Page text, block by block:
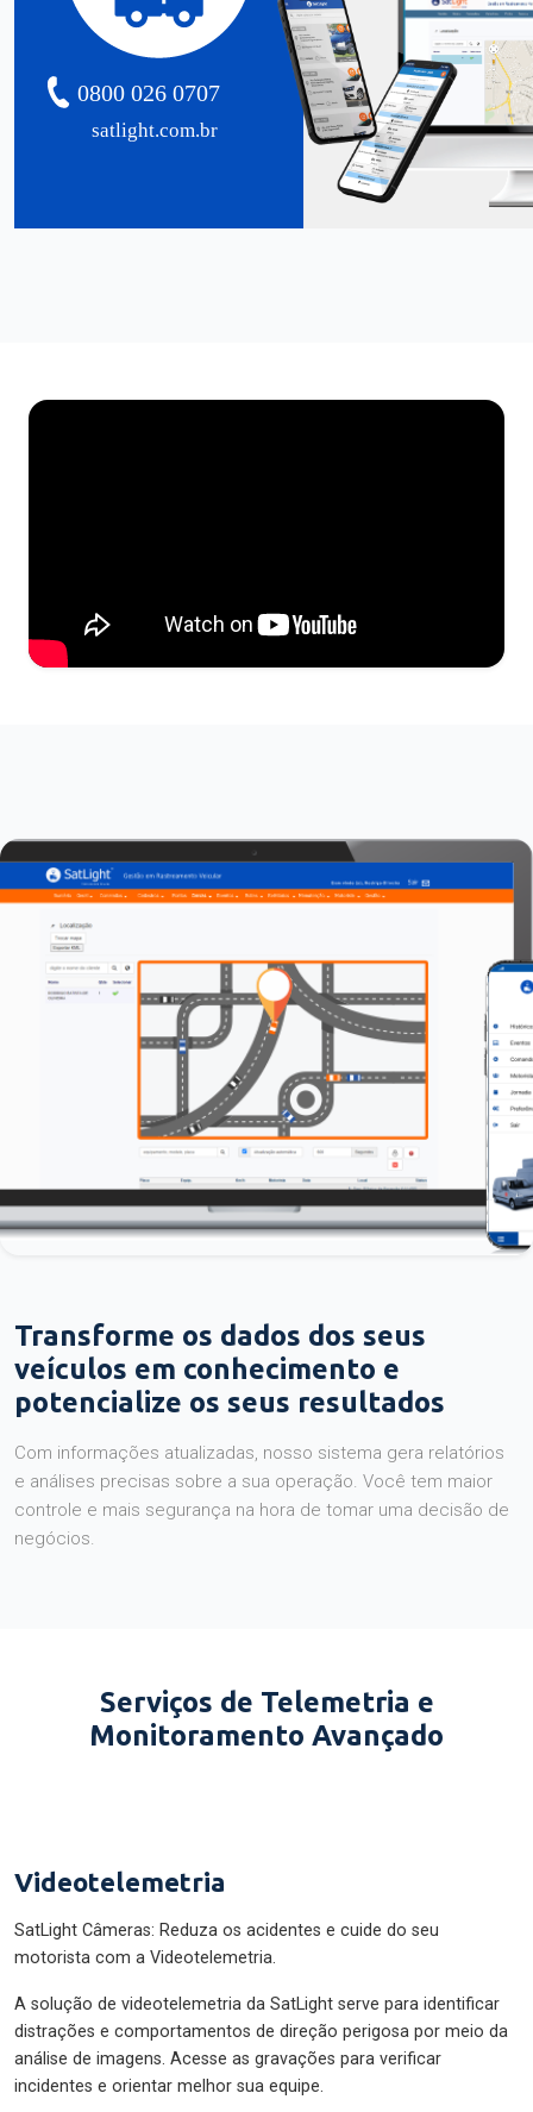
satlight.com.br
0800 026 0707
Transforme os dados dos seus
veículos em conhecimento e
potencialize os seus resultados
Com informações atualizadas, nosso sistema gera relatórios
e análises precisas sobre a sua operação. Você tem maior
controle e mais segurança na hora de tomar uma decisão de
negócios.
Serviços de Telemetria e
Monitoramento Avançado
Videotelemetria
SatLight Câmeras: Reduza os acidentes e cuide do seu
motorista com a Videotelemetria.
A solução de videotelemetria da SatLight serve para identificar
distrações e comportamentos de direção perigosa por meio da
análise de imagens. Acesse as gravações para verificar
incidentes e orientar melhor sua equipe.